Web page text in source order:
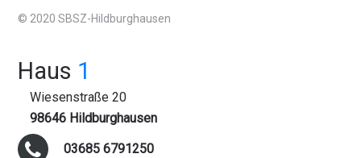
© 2020 SBSZ-Hildburghausen
Haus 1
Wiesenstraße 20
98646 Hildburghausen
03685 6791250